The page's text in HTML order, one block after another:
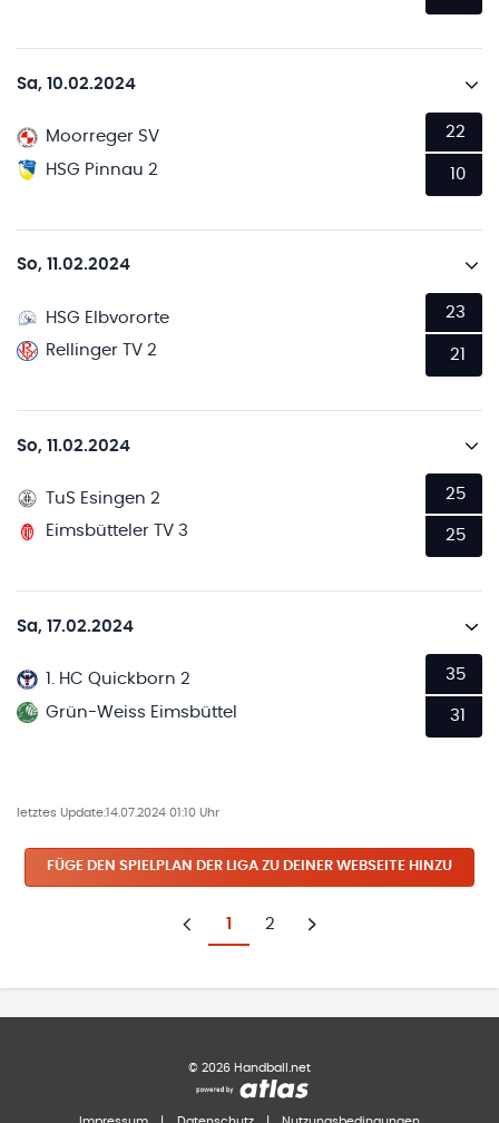
Sa, 10.02.2024
Moorreger SV
HSG Pinnau 2
22
10
So, 11.02.2024
HSG Elbvororte
Rellinger TV 2
23
21
So, 11.02.2024
TuS Esingen 2
Eimsbütteler TV 3
25
25
Sa, 17.02.2024
1. HC Quickborn 2
Grün-Weiss Eimsbüttel
35
31
letztes Update:14.07.2024 01:10 Uhr
FÜGE DEN SPIELPLAN DER LIGA ZU DEINER WEBSEITE HINZU
Zurück
1 2
Weiter
© 2026 Handball.net